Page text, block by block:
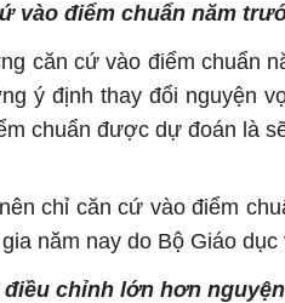
vào điểm chuẩn năm
căn cứ vào điểm chuẩn
ý định thay đổi nguyện
chuẩn được dự đoán là
chỉ căn cứ vào điểm
năm nay do Bộ Giáo
chỉnh lớn hơn